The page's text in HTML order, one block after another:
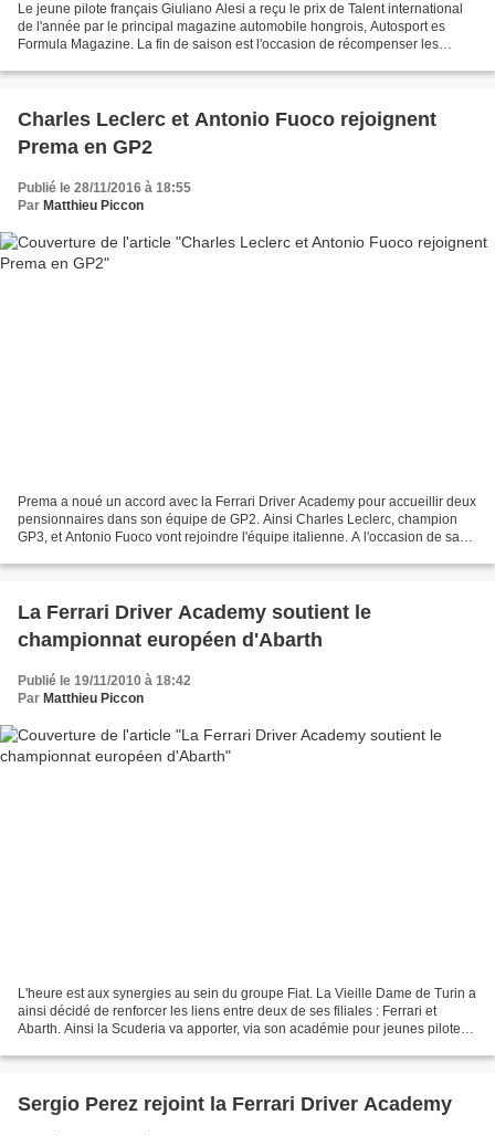
Le jeune pilote français Giuliano Alesi a reçu le prix de Talent international
de l'année par le principal magazine automobile hongrois, Autosport es
Formula Magazine. La fin de saison est l'occasion de récompenser les
Charles Leclerc et Antonio Fuoco rejoignent
Prema en GP2
Publié le 28/11/2016 à 18:55
Par Matthieu Piccon
Prema a noué un accord avec la Ferrari Driver Academy pour accueillir deux
pensionnaires dans son équipe de GP2. Ainsi Charles Leclerc, champion
GP3, et Antonio Fuoco vont rejoindre l'équipe italienne. A l'occasion de sa
La Ferrari Driver Academy soutient le
championnat européen d'Abarth
Publié le 19/11/2010 à 18:42
Par Matthieu Piccon
L'heure est aux synergies au sein du groupe Fiat. La Vieille Dame de Turin a
ainsi décidé de renforcer les liens entre deux de ses filiales : Ferrari et
Abarth. Ainsi la Scuderia va apporter, via son académie pour jeunes pilotes,
Sergio Perez rejoint la Ferrari Driver Academy